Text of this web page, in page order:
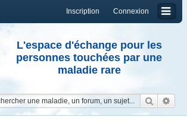
Connexion
Inscription
L'espace d'échange pour les
personnes touchées par une
maladie rare